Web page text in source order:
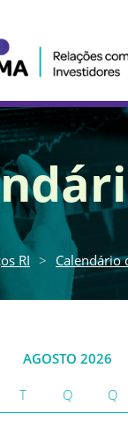
RI > Calendário
AGOSTO 2026
T Q Q